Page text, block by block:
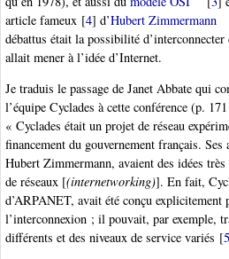
article fameux [4] d’Hubert Zimmermann
débattus était la possibilité
allait mener à l’idée d’Internet.
Je traduis le passage de Janet Abbate qui
l’équipe Cyclades à cette conférence (p.
« Cyclades était un projet de réseau
financement du gouvernement français.
Hubert Zimmermann, avaient des idées
de réseaux [(internetworking)]. En fait,
d’ARPANET, avait été conçu explicitement
l’interconnexion ; il pouvait, par exemple,
différents et des niveaux de service variés [5